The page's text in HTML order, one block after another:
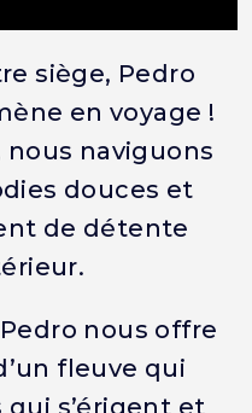
siège, Pedro
en voyage !
nous naviguons
douces et
de détente
nous offre
fleuve qui
s’érigent et